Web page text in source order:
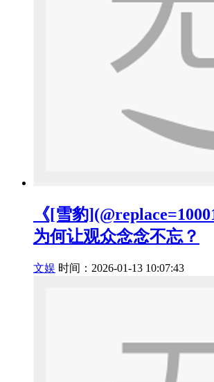
《[雪豹
为何让观众念念不忘？
文娱 时间：2026-01-13 10:07:43